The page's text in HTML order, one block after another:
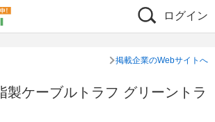
ログイン
掲載企業のWebサイトへ
製ケーブルトラフ グリーントラ